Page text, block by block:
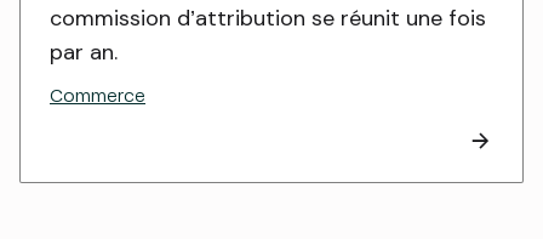
commission d’attribution se réunit une fois
par an.
Commerce